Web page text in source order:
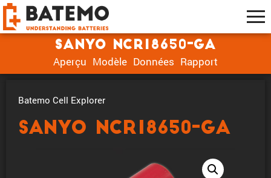
Sanyo NCR18650-GA
Aperçu Modèle Données Rapport
Batemo Cell Explorer
Sanyo NCR18650-GA